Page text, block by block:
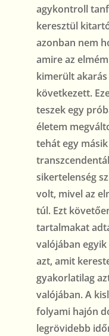
agykontroll
keresztül
azonban nem
amire az
kimerült
következett.
teszek egy
életem
tehát egy
sikertelenség
volt, mivel az
túl. Ezt
tartalmakat
valójában
azt, amit
gyakorlatilag
valójában. A
folyami hajón
legrövidebb